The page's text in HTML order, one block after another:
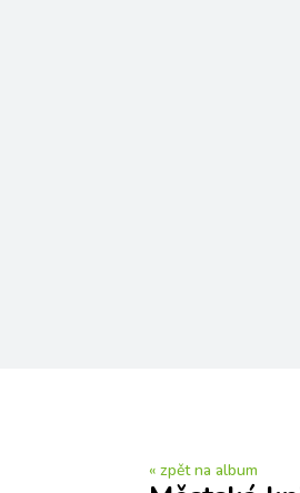
« zpět na album